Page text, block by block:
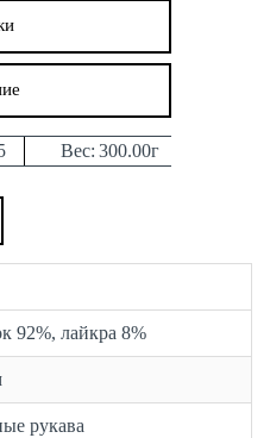
Вес: 300.00г
92%, лайкра 8%
рукава